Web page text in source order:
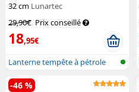
32 cm Lunartec
29,90€ Prix conseillé
18,95€
Lanterne tempête à pétrole
design v...
-46 %